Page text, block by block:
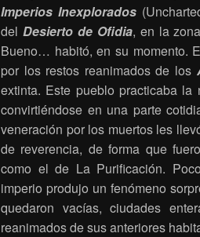
Imperios Inexplorados
del Desierto de Ofidia, en la
Bueno… habitó, en su momento.
por los restos reanimados de los
extinta. Este pueblo practicaba
convirtiéndose en una parte
veneración por los muertos les
de reverencia, de forma que
como el de La Purificación.
imperio produjo un fenómeno
quedaron vacías, ciudades
reanimados de sus anteriores